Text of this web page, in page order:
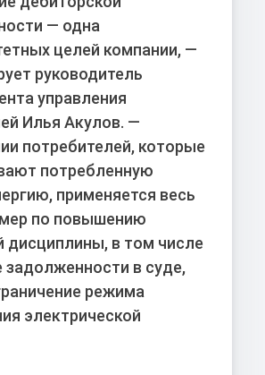
— одна
целей компании, —
руководитель
управления
Илья Акулов. —
потребителей, которые
потребленную
применяется весь
по повышению
дисциплины, в том числе
задолженности в суде,
режима
электрической